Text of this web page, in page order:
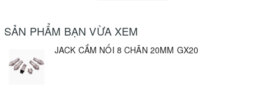
SẢN PHẨM BẠN VỪA XEM
JACK CẮM NỐI 8 CHÂN 20MM GX20